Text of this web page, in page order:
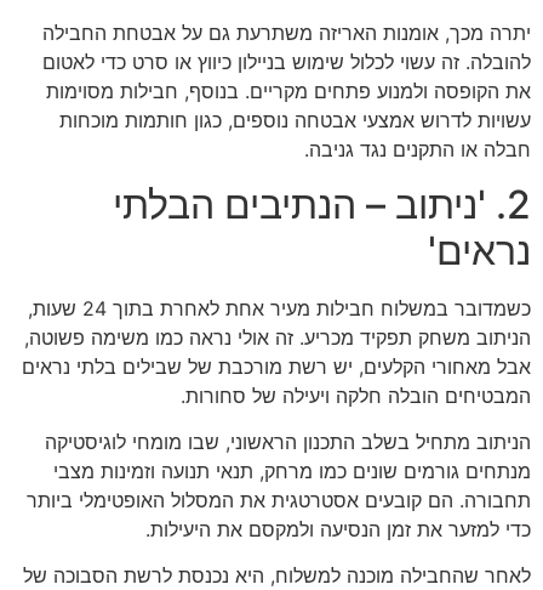
יתרה מכך, אומנות האריזה משתרעת גם על אבטחת החבילה
להובלה. זה עשוי לכלול שימוש בניילון כיווץ או סרט כדי לאטום
את הקופסה ולמנוע פתחים מקריים. בנוסף, חבילות מסוימות
עשויות לדרוש אמצעי אבטחה נוספים, כגון חותמות מוכחות
חבלה או התקנים נגד גניבה.
2. 'ניתוב – הנתיבים הבלתי
נראים'
כשמדובר במשלוח חבילות מעיר אחת לאחרת בתוך 24 שעות,
הניתוב משחק תפקיד מכריע. זה אולי נראה כמו משימה פשוטה,
אבל מאחורי הקלעים, יש רשת מורכבת של שבילים בלתי נראים
המבטיחים הובלה חלקה ויעילה של סחורות.
הניתוב מתחיל בשלב התכנון הראשוני, שבו מומחי לוגיסטיקה
מנתחים גורמים שונים כמו מרחק, תנאי תנועה וזמינות מצבי
תחבורה. הם קובעים אסטרטגית את המסלול האופטימלי ביותר
כדי למזער את זמן הנסיעה ולמקסם את היעילות.
לאחר שהחבילה מוכנה למשלוח, היא נכנסת לרשת הסבוכה של